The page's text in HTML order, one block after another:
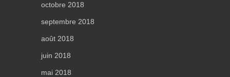
octobre 2018
septembre 2018
août 2018
juin 2018
mai 2018